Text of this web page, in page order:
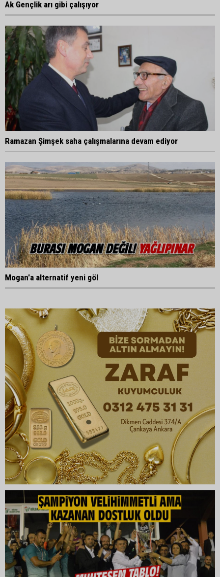
Ak Gençlik arı gibi çalışıyor
Ramazan Şimşek saha çalışmalarına devam ediyor
Mogan'a alternatif yeni göl